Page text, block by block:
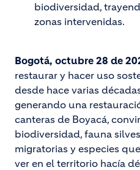
biodiversidad,
zonas intervenidas.
Bogotá, octubre 28 de
restaurar y hacer uso
desde hace varias
generando una
canteras de Boyacá,
biodiversidad, fauna
migratorias y especies
ver en el territorio hacía